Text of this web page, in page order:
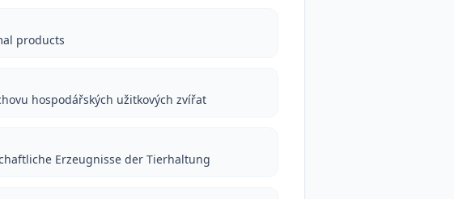
products
hospodářských užitkových zvířat
Erzeugnisse der Tierhaltung